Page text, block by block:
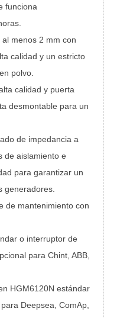
funciona
menos 2 mm con
calidad y un estricto
polvo.
calidad y puerta
desmontable para un
de impedancia a
de aislamiento e
para garantizar un
generadores.
de mantenimiento con
o interruptor de
para Chint, ABB,
HGM6120N estándar
Deepsea, ComAp,